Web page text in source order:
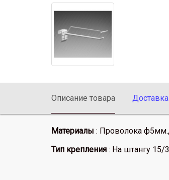
Описание товара Доставка
Материалы : Проволока
Тип крепления : На штангу 15/